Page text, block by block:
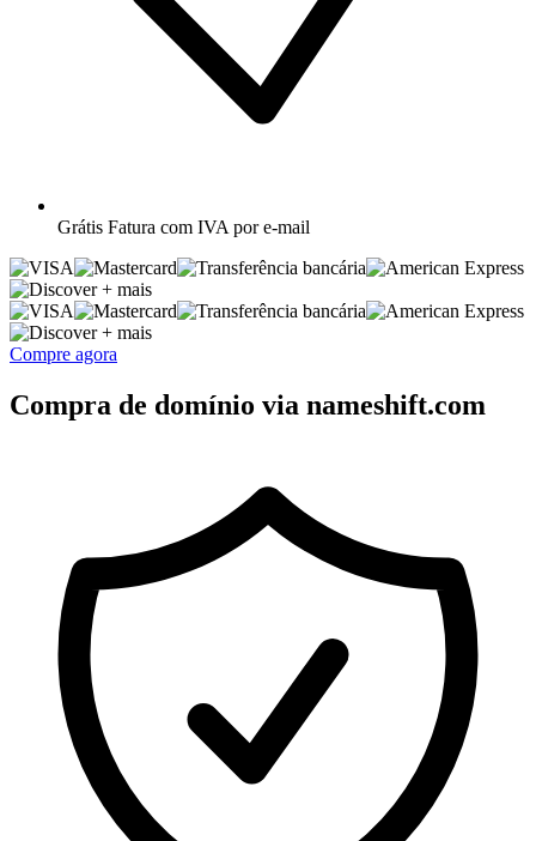
Grátis Fatura com IVA por e-mail
+ mais
+ mais
Compre agora
Compra de domínio via nameshift.com